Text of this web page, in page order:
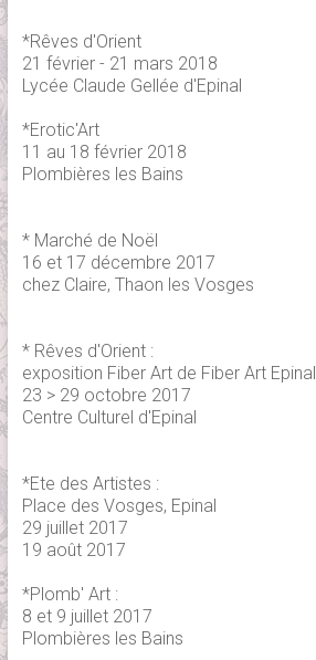
*Rêves d'Orient
21 février - 21 mars 2018
Lycée Claude Gellée d'Epinal
*Erotic'Art
11 au 18 février 2018
Plombières les Bains
* Marché de Noël
16 et 17 décembre 2017
chez Claire, Thaon les Vosges
* Rêves d'Orient :
exposition Fiber Art de Fiber Art Epinal
23 > 29 octobre 2017
Centre Culturel d'Epinal
*Ete des Artistes :
Place des Vosges, Epinal
29 juillet 2017
19 août 2017
*Plomb' Art :
8 et 9 juillet 2017
Plombières les Bains